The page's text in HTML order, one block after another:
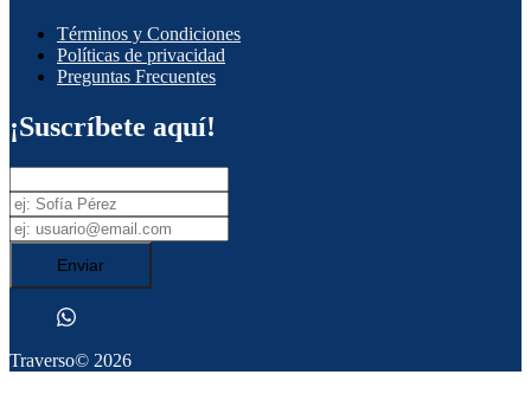
Términos y Condiciones
Políticas de privacidad
Preguntas Frecuentes
¡Suscríbete aquí!
Enviar
Traverso© 2026